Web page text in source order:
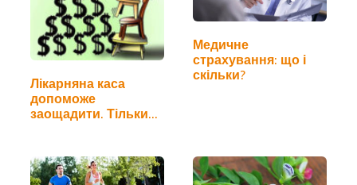
Лікарняна каса
допоможе
заощадити. Тільки
Медичне
страхування: що і
скільки?